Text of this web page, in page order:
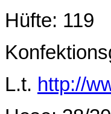
Hüfte: 119
L.t. http://